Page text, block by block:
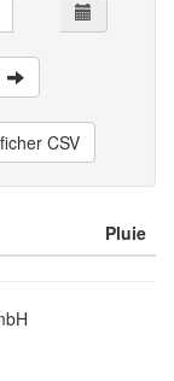
CSV
Pluie